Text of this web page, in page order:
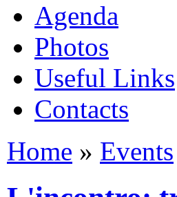
Agenda
Photos
Useful Links
Contacts
Home » Events